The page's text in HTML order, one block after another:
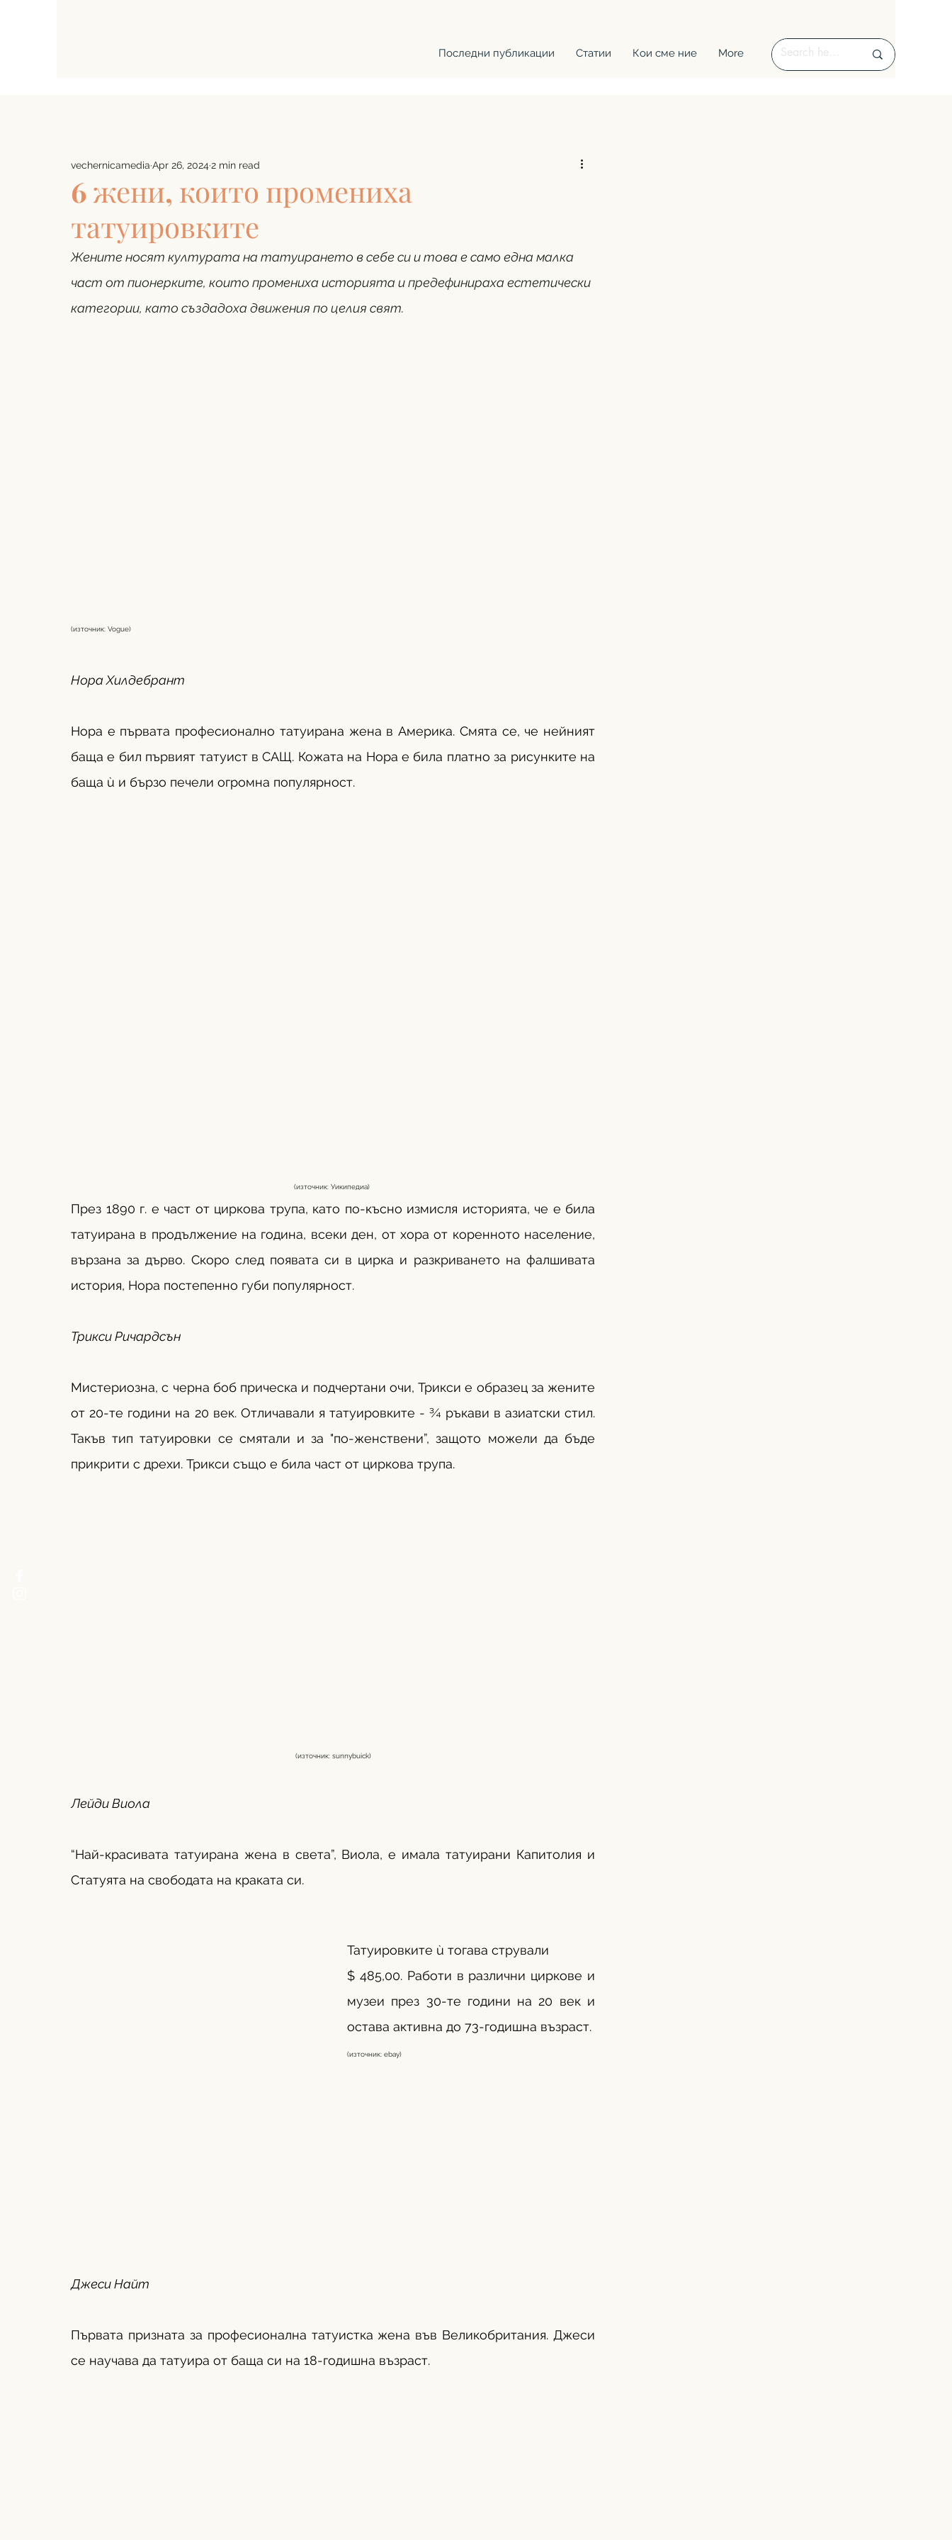
Последни публикации Статии Кои сме ние More
6 жени, които промениха
татуировките
vechernicamedia Apr 26, 2024 2 min read
Жените носят културата на татуирането в себе си и това е само една малка
част от пионерките, които промениха историята и предефинираха естетически
категории, като създадоха движения по целия свят.
(източник: Vogue)
Нора Хилдебрант
Нора е първата професионално татуирана жена в Америка. Смята се, че нейният
баща е бил първият татуист в САЩ. Кожата на Нора е била платно за рисунките на
баща ù и бързо печели огромна популярност.
(източник: Уикипедиа)
През 1890 г. е част от циркова трупа, като по-късно измисля историята, че е била
татуирана в продължение на година, всеки ден, от хора от коренното население,
вързана за дърво. Скоро след появата си в цирка и разкриването на фалшивата
история, Нора постепенно губи популярност.
Трикси Ричардсън
Мистериозна, с черна боб прическа и подчертани очи, Трикси е образец за жените
от 20-те години на 20 век. Отличавали я татуировките - ¾ ръкави в азиатски стил.
Такъв тип татуировки се смятали и за "по-женствени”, защото можели да бъде
прикрити с дрехи. Трикси също е била част от циркова трупа.
(източник: sunnybuick)
Лейди Виола
“Най-красивата татуирана жена в света”, Виола, е имала татуирани Капитолия и
Статуята на свободата на краката си.
Татуировките ù тогава стрували
$ 485,00. Работи в различни циркове и
музеи през 30-те години на 20 век и
остава активна до 73-годишна възраст.
(източник: ebay)
Джеси Найт
Първата призната за професионална татуистка жена във Великобритания. Джеси
се научава да татуира от баща си на 18-годишна възраст.